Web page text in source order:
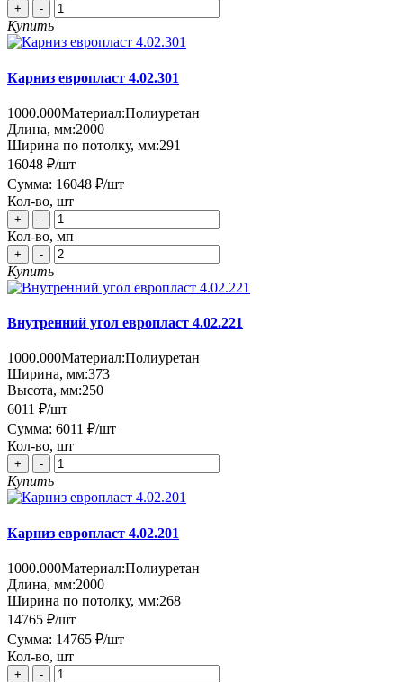
+ -
Купить
Карниз европласт 4.02.301
1000.000Материал:Полиуретан
Длина, мм:2000
Ширина по потолку, мм:291
16048 ₽/шт
Сумма: 16048 ₽/шт
Кол-во, шт
+ -
Кол-во, мп
+ -
Купить
Внутренний угол европласт 4.02.221
1000.000Материал:Полиуретан
Ширина, мм:373
Высота, мм:250
6011 ₽/шт
Сумма: 6011 ₽/шт
Кол-во, шт
+ -
Купить
Карниз европласт 4.02.201
1000.000Материал:Полиуретан
Длина, мм:2000
Ширина по потолку, мм:268
14765 ₽/шт
Сумма: 14765 ₽/шт
Кол-во, шт
+ -